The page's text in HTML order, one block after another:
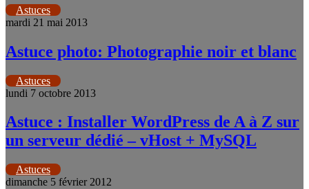
Astuces
mardi 21 mai 2013
Astuce photo: Photographie noir et blanc
Astuces
lundi 7 octobre 2013
Astuce : Installer WordPress de A à Z sur
un serveur dédié – vHost + MySQL
Astuces
dimanche 5 février 2012